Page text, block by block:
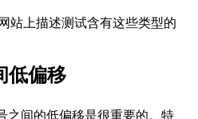
站上描述测试含有这些类型的
低偏移
之间的低偏移是很重要的。特